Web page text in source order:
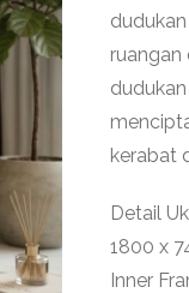
ruangan
kerabat
Detail
1800 x
Inner